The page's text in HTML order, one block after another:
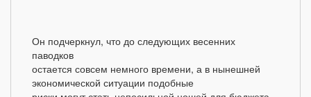
Он подчеркнул, что до следующих весенних
паводков
остается совсем немного времени, а в нынешней
экономической ситуации подобные